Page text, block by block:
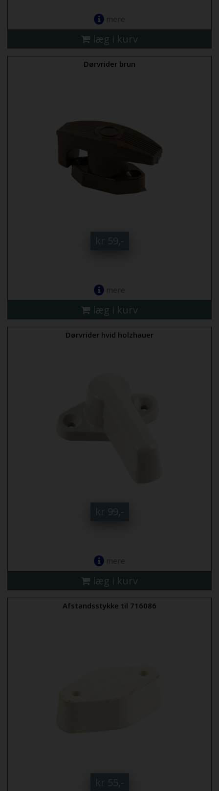
mere
læg i kurv
Dørvrider brun
kr 59,-
mere
læg i kurv
Dørvrider hvid holzhauer
kr 99,-
mere
læg i kurv
Afstandsstykke til 716086
kr 55,-